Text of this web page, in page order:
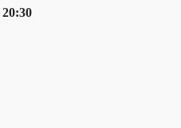
20:30